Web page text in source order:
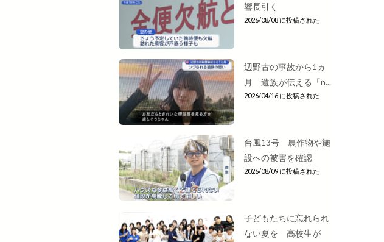
響長引く
2026/08/08 に投稿された
辺野古の事故から1ヵ
月 遺族が伝える「n...
2026/04/16 に投稿された
台風13号 農作物や施
設への被害を確認
2026/08/09 に投稿された
子どもたちに忘れられ
ない夏を 高校生が